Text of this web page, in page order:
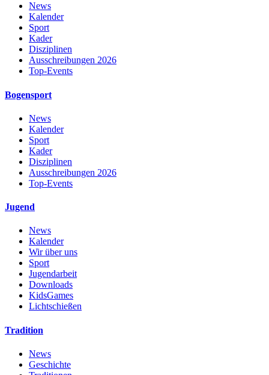
News
Kalender
Sport
Kader
Disziplinen
Ausschreibungen 2026
Top-Events
Bogensport
News
Kalender
Sport
Kader
Disziplinen
Ausschreibungen 2026
Top-Events
Jugend
News
Kalender
Wir über uns
Sport
Jugendarbeit
Downloads
KidsGames
Lichtschießen
Tradition
News
Geschichte